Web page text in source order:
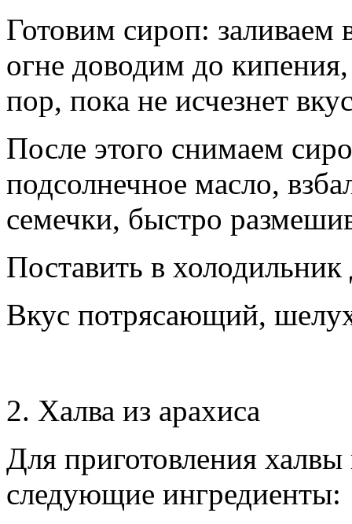
Готовим сироп: заливаем
огне доводим до
пор, пока не исчезнет
После этого снимаем
подсолнечное масло,
семечки, быстро
Поставить в
Вкус потрясающий,
2. Халва из арахиса
Для приготовления халвы
следующие ингредиенты: